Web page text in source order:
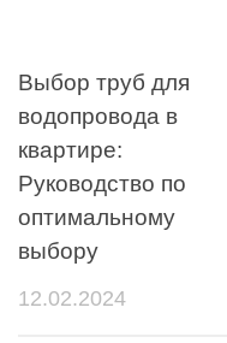
Выбор труб для
водопровода в
квартире:
Руководство по
оптимальному
выбору
12.02.2024